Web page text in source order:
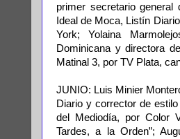
primer secretario general
Ideal de Moca, Listín
York; Yolaina
Dominicana y directora
Matinal 3, por TV Plata,
JUNIO: Luis Minier
Diario y corrector de
del Mediodía, por Color
Tardes, a la Orden”;